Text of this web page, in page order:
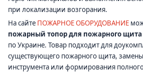
при локализации возгорания.
На сайте ПОЖАРНОЕ ОБОРУДОВАНИЕ
пожарный топор для пожарного щита
по Украине. Товар подходит для
существующего пожарного щита,
инструмента или формирования